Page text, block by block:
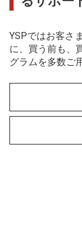
YSPではお客さ
に、買う前も、
グラムを多数ご